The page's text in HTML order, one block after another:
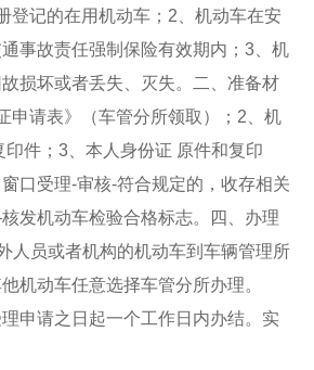
登记的在用机动车；2、机动车在安
事故责任强制保险有效期内；3、机
损坏或者丢失、灭失。二、准备材
申请表》（车管分所领取）；2、机
件；3、本人身份证 原件和复印
口受理-审核-符合规定的，收存相关
发机动车检验合格标志。四、办理
人员或者机构的机动车到车辆管理所
机动车任意选择车管分所办理。
申请之日起一个工作日内办结。实